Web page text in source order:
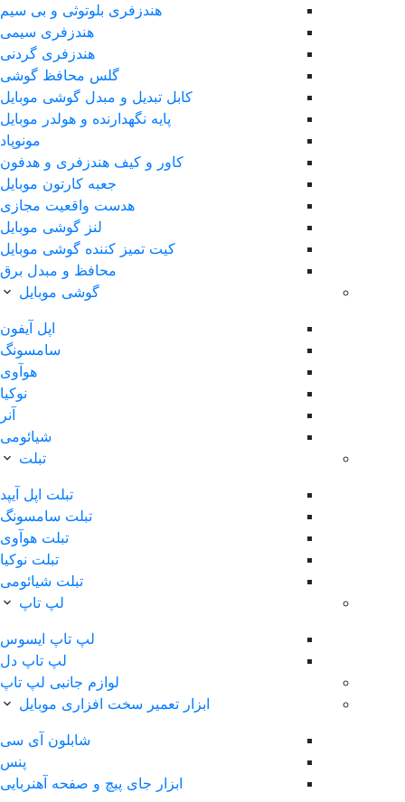
هندزفری بلوتوثی و بی سیم
هندزفری سیمی
هندزفری گردنی
گلس محافظ گوشی
کابل تبدیل و مبدل گوشی موبایل
پایه نگهدارنده و هولدر موبایل
مونوپاد
کاور و کیف هندزفری و هدفون
جعبه کارتون موبایل
هدست واقعیت مجازی
لنز گوشی موبایل
کیت تمیز کننده گوشی موبایل
محافظ و مبدل برق
گوشی موبایل
اپل آیفون
سامسونگ
هوآوی
نوکیا
آنر
شیائومی
تبلت
تبلت اپل آیپد
تبلت سامسونگ
تبلت هوآوی
تبلت نوکیا
تبلت شیائومی
لپ تاپ
لپ‌ تاپ ایسوس
لپ تاپ دل
لوازم جانبی لپ تاپ
ابزار تعمیر سخت افزاری موبایل
شابلون آی سی
پنس
ابزار جای پیچ و صفحه آهنربایی